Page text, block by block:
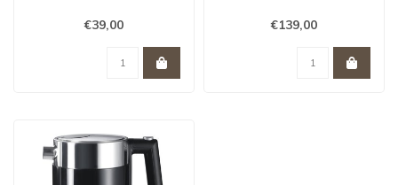
€39,00 €139,00